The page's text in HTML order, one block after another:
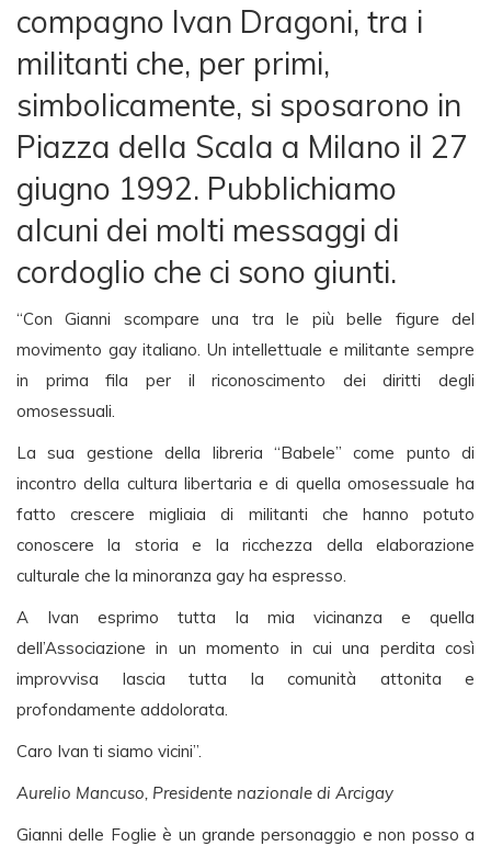
compagno Ivan Dragoni, tra i
militanti che, per primi,
simbolicamente, si sposarono in
Piazza della Scala a Milano il 27
giugno 1992. Pubblichiamo
alcuni dei molti messaggi di
cordoglio che ci sono giunti.
“Con Gianni scompare una tra le più belle figure del
movimento gay italiano. Un intellettuale e militante sempre
in prima fila per il riconoscimento dei diritti degli
omosessuali.
La sua gestione della libreria “Babele” come punto di
incontro della cultura libertaria e di quella omosessuale ha
fatto crescere migliaia di militanti che hanno potuto
conoscere la storia e la ricchezza della elaborazione
culturale che la minoranza gay ha espresso.
A Ivan esprimo tutta la mia vicinanza e quella
dell’Associazione in un momento in cui una perdita così
improvvisa lascia tutta la comunità attonita e
profondamente addolorata.
Caro Ivan ti siamo vicini”.
Aurelio Mancuso, Presidente nazionale di Arcigay
Gianni delle Foglie è un grande personaggio e non posso a